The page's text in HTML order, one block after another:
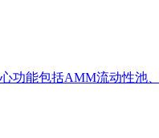
功能包括AMM流动性池